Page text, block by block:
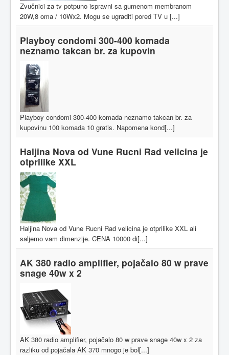
Zvučnici za tv potpuno ispravni sa gumenom membranom
20W,8 oma / 10Wx2. Mogu se ugraditi pored TV u [...]
Playboy condomi 300-400 komada
neznamo takcan br. za kupovin
Playboy condomi 300-400 komada neznamo takcan br. za
kupovinu 100 komada 10 gratis. Napomena kond[...]
Haljina Nova od Vune Rucni Rad velicina je
otprilike XXL
Haljina Nova od Vune Rucni Rad velicina je otprilike XXL ali
saljemo vam dimenzije. CENA 10000 di[...]
AK 380 radio amplifier, pojačalo 80 w prave
snage 40w x 2
AK 380 radio amplifier, pojačalo 80 w prave snage 40w x 2 za
razliku od pojačala AK 370 mnogo je bol[...]